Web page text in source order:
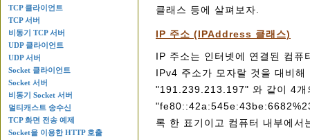
TCP 클라이언트
TCP 서버
비동기 TCP 서버
UDP 클라이언트
UDP 서버
Socket 클라이언트
Socket 서버
비동기 Socket 서버
멀티캐스트 송수신
TCP 화면 전송 예제
Socket을 이용한 HTTP 호출
클래스 등에 살펴보자.
IP 주소 (IPAddress 클래스)
IP 주소는 인터넷에 연결된 컴
IPv4 주소가 모자랄 것을 대비
"191.239.213.197" 와 같이 4개
록 한 표기이고 컴퓨터 내부에